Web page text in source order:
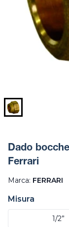
Dado
Ferrari
Marca: FERRARI
Misura
1/2”